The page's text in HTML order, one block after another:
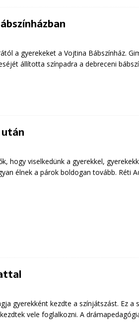
a gyerekeket a Vojtina Bábszínház.
állította színpadra a debreceni
hogy viselkedünk a gyerekkel,
élnek a párok boldogan tovább. Réti
gyerekként kezdte a színjátszást. Ez a
vele foglalkozni. A